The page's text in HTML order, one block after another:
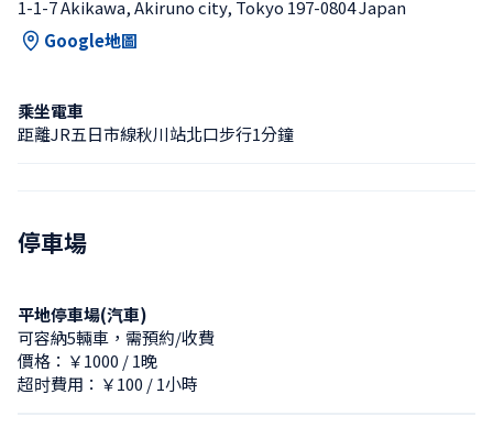
1-1-7 Akikawa, Akiruno city, Tokyo 197-0804 Japan
Google地圖
乘坐電車
距離JR五日市線秋川站北口步行1分鐘
停車場
平地停車場(汽車)
可容納5輛車，需預約/收費
價格：￥1000 / 1晚
超时費用：￥100 / 1小時